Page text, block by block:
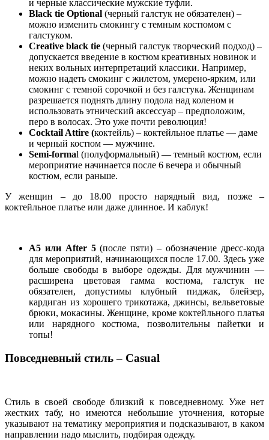
и черные классические мужские туфли.
Black tie Optional (черный галстук не обязателен) –
можно изменить смокингу с темным костюмом с
галстуком.
Creative black tie (черный галстук творческий подход) –
допускается введение в костюм креативных новинок и
неких вольных интерпретаций классики. Например,
можно надеть смокинг с жилетом, умерено-ярким, или
смокинг с темной сорочкой и без галстука. Женщинам
разрешается поднять длину подола над коленом и
использовать этнический аксессуар – предположим,
перо в волосах. Это уже почти революция!
Cocktail Attire (коктейль) – коктейльное платье — даме
и черный костюм — мужчине.
Semi-formal (полуформальный) — темный костюм, если
мероприятие начинается после 6 вечера и обычный
костюм, если раньше.
У женщин – до 18.00 просто нарядный вид, позже –
коктейльное платье или даже длинное. И каблук!
А5 или After 5(после пяти) – обозначение дресс-кода
для мероприятий, начинающихся после 17.00. Здесь уже
больше свободы в выборе одежды. Для мужчинин —
расширена цветовая гамма костюма, галстук не
обязателен, допустимы клубный пиджак, блейзер,
кардиган из хорошего трикотажа, джинсы, вельветовые
брюки, мокасины. Женщине, кроме коктейльного платья
или нарядного костюма, позволительны пайетки и
топы!
Повседневный стиль – Casual
Стиль в своей свободе близкий к повседневному. Уже нет
жестких табу, но имеются небольшие уточнения, которые
указывают на тематику мероприятия и подсказывают, в каком
направлении надо мыслить, подбирая одежду.